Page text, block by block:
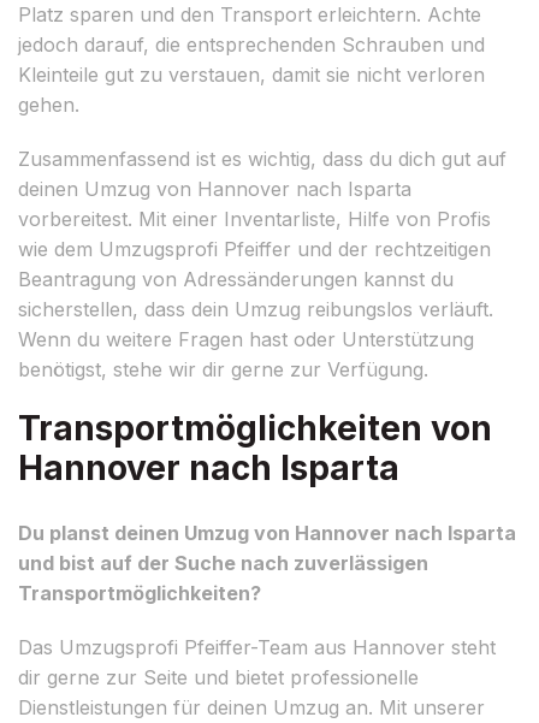
Platz sparen und den Transport erleichtern. Achte
jedoch darauf, die entsprechenden Schrauben und
Kleinteile gut zu verstauen, damit sie nicht verloren
gehen.
Zusammenfassend ist es wichtig, dass du dich gut auf
deinen Umzug von Hannover nach Isparta
vorbereitest. Mit einer Inventarliste, Hilfe von Profis
wie dem Umzugsprofi Pfeiffer und der rechtzeitigen
Beantragung von Adressänderungen kannst du
sicherstellen, dass dein Umzug reibungslos verläuft.
Wenn du weitere Fragen hast oder Unterstützung
benötigst, stehe wir dir gerne zur Verfügung.
Transportmöglichkeiten von
Hannover nach Isparta
Du planst deinen Umzug von Hannover nach Isparta
und bist auf der Suche nach zuverlässigen
Transportmöglichkeiten?
Das Umzugsprofi Pfeiffer-Team aus Hannover steht
dir gerne zur Seite und bietet professionelle
Dienstleistungen für deinen Umzug an. Mit unserer